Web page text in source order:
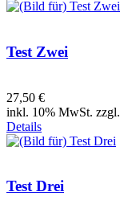
Test Zwei
27,50 €
inkl. 10% MwSt. zzgl.
Details
Test Drei